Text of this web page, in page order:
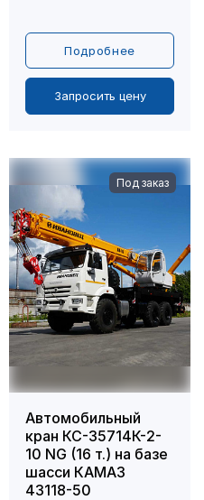
Подробнее
Запросить цену
Под заказ
Автомобильный
кран КС-35714К-2-
10 NG (16 т.) на базе
шасси КАМАЗ
43118-50